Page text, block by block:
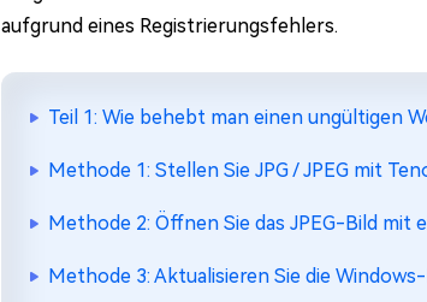
aufgrund eines Registrierungsfehlers.
Teil 1: Wie behebt man einen ungültigen
Methode 1: Stellen Sie JPG / JPEG mit
Methode 2: Öffnen Sie das JPEG-Bild mit
Methode 3: Aktualisieren Sie die